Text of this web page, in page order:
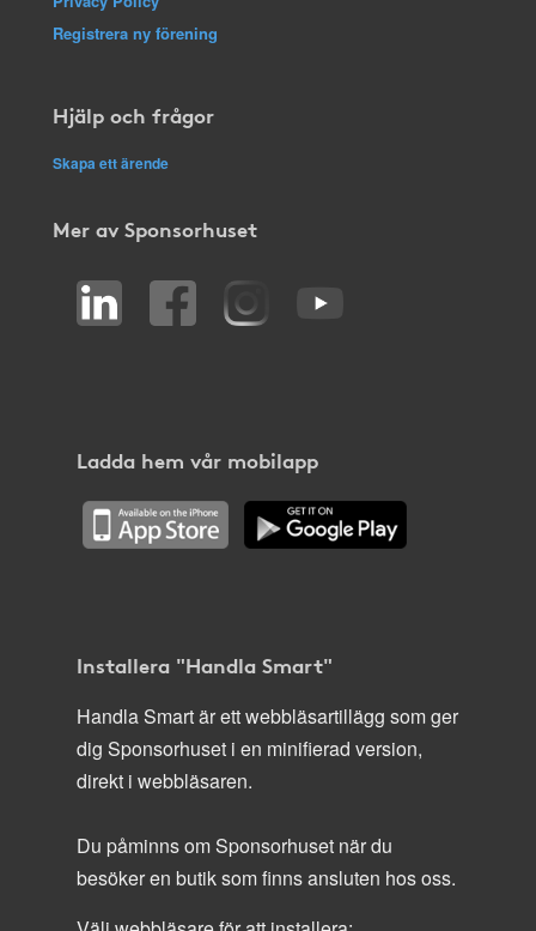
Registrera ny förening
Hjälp och frågor
Skapa ett ärende
Mer av Sponsorhuset
Ladda hem vår mobilapp
Installera "Handla Smart"
Handla Smart är ett webbläsartillägg som ger
dig Sponsorhuset i en minifierad version,
direkt i webbläsaren.
Du påminns om Sponsorhuset när du
besöker en butik som finns ansluten hos oss.